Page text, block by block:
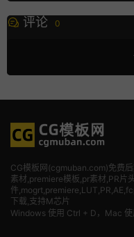
评论 0
CG模板网(cgmuban.com)免费
素材 ,premiere模板,pr素材,PR片
件
下载,支持M芯片
Windows 使用 Ctrl + D，Mac